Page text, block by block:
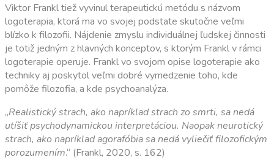
Viktor Frankl tiež vyvinul terapeutickú metódu s názvom
logoterapia, ktorá ma vo svojej podstate skutočne veľmi
blízko k filozofii. Nájdenie zmyslu individuálnej ľudskej činnosti
je totiž jedným z hlavných konceptov, s ktorým Frankl v rámci
logoterapie operuje. Frankl vo svojom opise logoterapie ako
techniky aj poskytol veľmi dobré vymedzenie toho, kde
pomôže filozofia, a kde psychoanalýza.
„Realistický strach, ako napríklad strach zo smrti, sa nedá
utíšiť psychodynamickou interpretáciou. Naopak neurotický
strach, ako napríklad agorafóbia sa nedá vyliečiť filozofickým
porozumením.“ (Frankl, 2020, s. 162)